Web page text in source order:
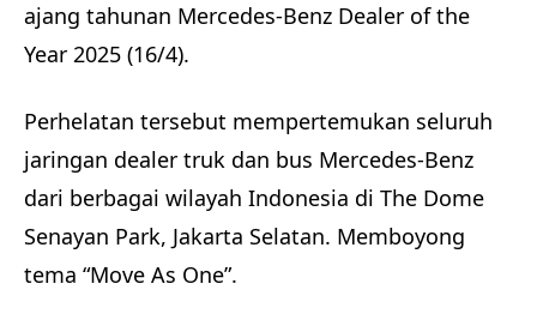
ajang tahunan Mercedes-Benz Dealer of the
Year 2025 (16/4).
Perhelatan tersebut mempertemukan seluruh
jaringan dealer truk dan bus Mercedes-Benz
dari berbagai wilayah Indonesia di The Dome
Senayan Park, Jakarta Selatan. Memboyong
tema “Move As One”.